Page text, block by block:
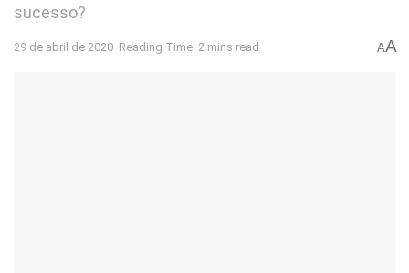
sucesso?
29 de abril de 2020 Reading Time: 2 mins read AA